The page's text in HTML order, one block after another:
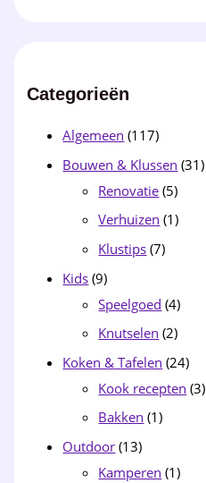
Categorieën
Algemeen (117)
Bouwen & Klussen (31)
Renovatie (5)
Verhuizen (1)
Klustips (7)
Kids (9)
Speelgoed (4)
Knutselen (2)
Koken & Tafelen (24)
Kook recepten (3)
Bakken (1)
Outdoor (13)
Kamperen (1)